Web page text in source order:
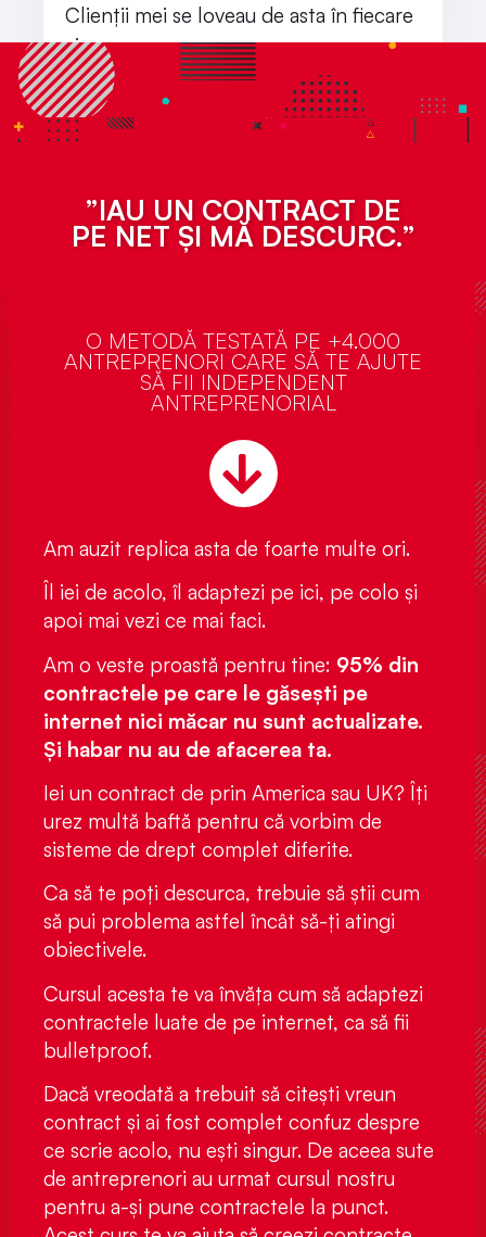
Clienții mei se loveau de asta în fiecare
zi.
”IAU UN CONTRACT DE
PE NET ȘI MĂ DESCURC.”
O METODĂ TESTATĂ PE +4.000
ANTREPRENORI CARE SĂ TE AJUTE
SĂ FII INDEPENDENT
ANTREPRENORIAL
Am auzit replica asta de foarte multe ori.
Îl iei de acolo, îl adaptezi pe ici, pe colo și
apoi mai vezi ce mai faci.
Am o veste proastă pentru tine: 95% din
contractele pe care le găsești pe
internet nici măcar nu sunt actualizate.
Și habar nu au de afacerea ta.
Iei un contract de prin America sau UK? Îți
urez multă baftă pentru că vorbim de
sisteme de drept complet diferite.
Ca să te poți descurca, trebuie să știi cum
să pui problema astfel încât să-ți atingi
obiectivele.
Cursul acesta te va învăța cum să adaptezi
contractele luate de pe internet, ca să fii
bulletproof.
Dacă vreodată a trebuit să citești vreun
contract și ai fost complet confuz despre
ce scrie acolo, nu ești singur. De aceea sute
de antreprenori au urmat cursul nostru
pentru a-și pune contractele la punct.